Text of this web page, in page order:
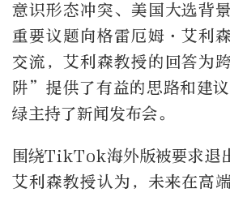
意识形态冲突、美国大选背
重要议题向格雷厄姆·艾利
交流，艾利森教授的回答为
阱”提供了有益的思路和建
绿主持了新闻发布会。
围绕TikTok海外版被要求退
艾利森教授认为，未来在高